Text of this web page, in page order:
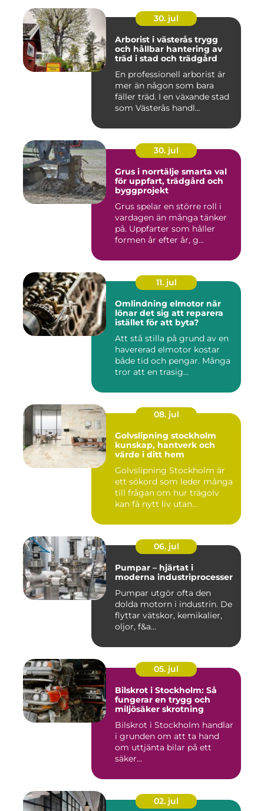
30. jul
Arborist i västerås trygg
och hållbar hantering av
träd i stad och trädgård
En professionell arborist är
mer än någon som bara
fäller träd. I en växande stad
som Västerås handl...
30. jul
Grus i norrtälje smarta val
för uppfart, trädgård och
byggprojekt
Grus spelar en större roll i
vardagen än många tänker
på. Uppfarter som håller
formen år efter år, g...
11. jul
Omlindning elmotor när
lönar det sig att reparera
istället för att byta?
Att stå stilla på grund av en
havererad elmotor kostar
både tid och pengar. Många
tror att en trasig...
08. jul
Golvslipning stockholm
kunskap, hantverk och
värde i ditt hem
Golvslipning Stockholm är
ett sökord som leder många
till frågan om hur trägolv
kan få nytt liv utan...
06. jul
Pumpar – hjärtat i
moderna industriprocesser
Pumpar utgör ofta den
dolda motorn i industrin. De
flyttar vätskor, kemikalier,
oljor, f&a...
05. jul
Bilskrot i Stockholm: Så
fungerar en trygg och
miljösäker skrotning
Bilskrot i Stockholm handlar
i grunden om att ta hand
om uttjänta bilar på ett
säker...
02. jul